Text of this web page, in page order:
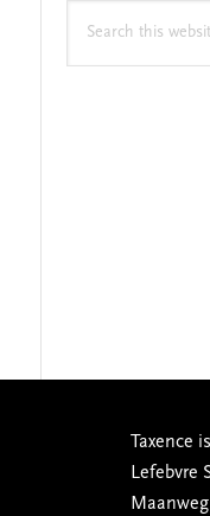
Taxence
Lefebvre
Maanweg